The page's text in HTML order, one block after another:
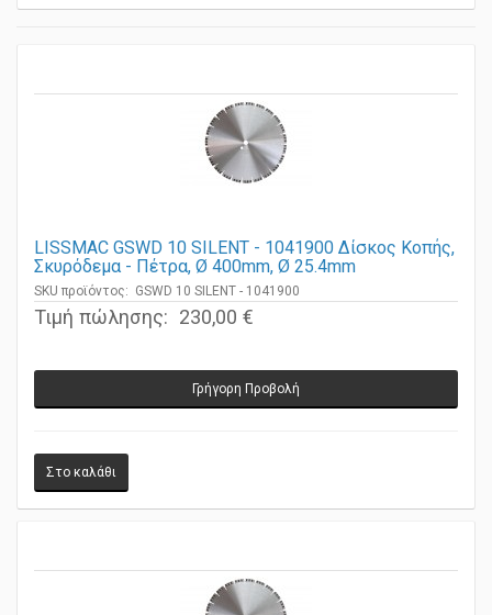
LISSMAC GSWD 10 SILENT - 1041900 Δίσκος Κοπής,
Σκυρόδεμα - Πέτρα, Ø 400mm, Ø 25.4mm
SKU προϊόντος: GSWD 10 SILENT - 1041900
Τιμή πώλησης: 230,00 €